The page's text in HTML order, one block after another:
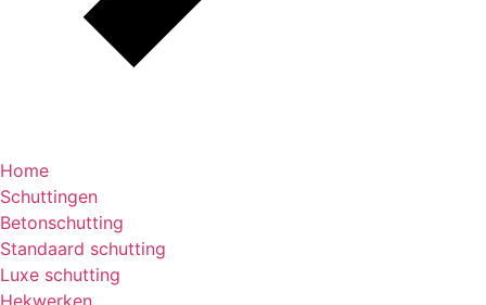
Home
Schuttingen
Betonschutting
Standaard schutting
Luxe schutting
Hekwerken